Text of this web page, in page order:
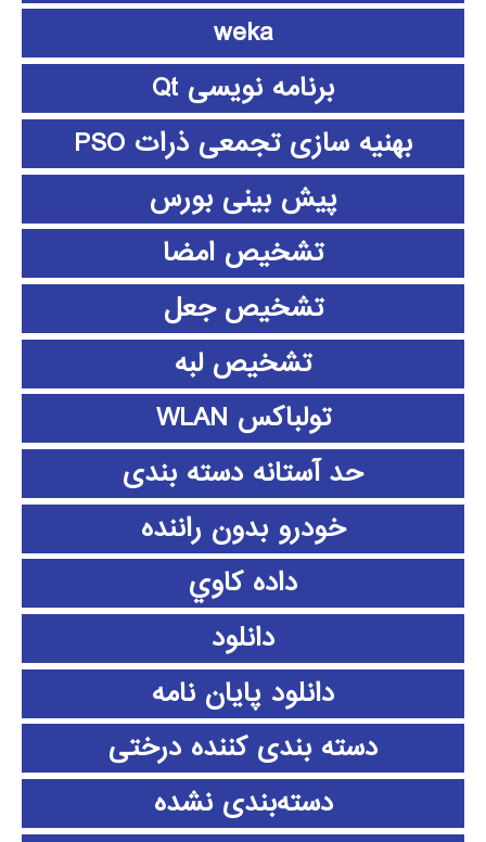
weka
برنامه نویسی Qt
بهنیه سازی تجمعی ذرات PSO
پیش بینی بورس
تشخیص امضا
تشخیص جعل
تشخیص لبه
تولباکس WLAN
حد آستانه دسته بندی
خودرو بدون راننده
داده كاوي
دانلود
دانلود پايان نامه
دسته بندی کننده درختی
دسته‌بندی نشده